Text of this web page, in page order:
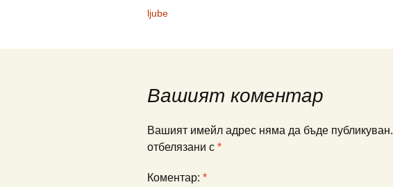
ljube
Вашият коментар
Вашият имейл адрес няма да бъде публикуван.
отбелязани с *
Коментар: *